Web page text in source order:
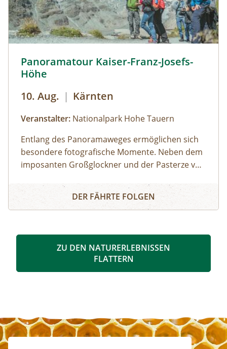
Panoramatour Kaiser-Franz-Josefs-
Höhe
10. Aug. | Kärnten
Veranstalter: Nationalpark Hohe Tauern
Entlang des Panoramaweges ermöglichen sich
besondere fotografische Momente. Neben dem
imposanten Großglockner und der Pasterze vor
Teleskope in dem eindrucksvollen "Nationalpark
Kristall Großglockner" viele Murmeltiere und
Panoramatour Kaiser-Franz-Josefs-Höhe
DER FÄHRTE FOLGEN
ZU DEN NATURERLEBNISSEN
FLATTERN